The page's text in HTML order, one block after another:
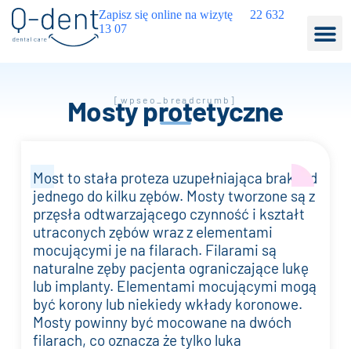
Zapisz się online na wizytę
22 632
13 07
[wpseo_breadcrumb]
Mosty protetyczne
Most to stała proteza uzupełniająca braki od
jednego do kilku zębów. Mosty tworzone są z
przęsła odtwarzającego czynność i kształt
utraconych zębów wraz z elementami
mocującymi je na filarach. Filarami są
naturalne zęby pacjenta ograniczające lukę
lub implanty. Elementami mocującymi mogą
być korony lub niekiedy wkłady koronowe.
Mosty powinny być mocowane na dwóch
filarach, co oznacza że tylko luka